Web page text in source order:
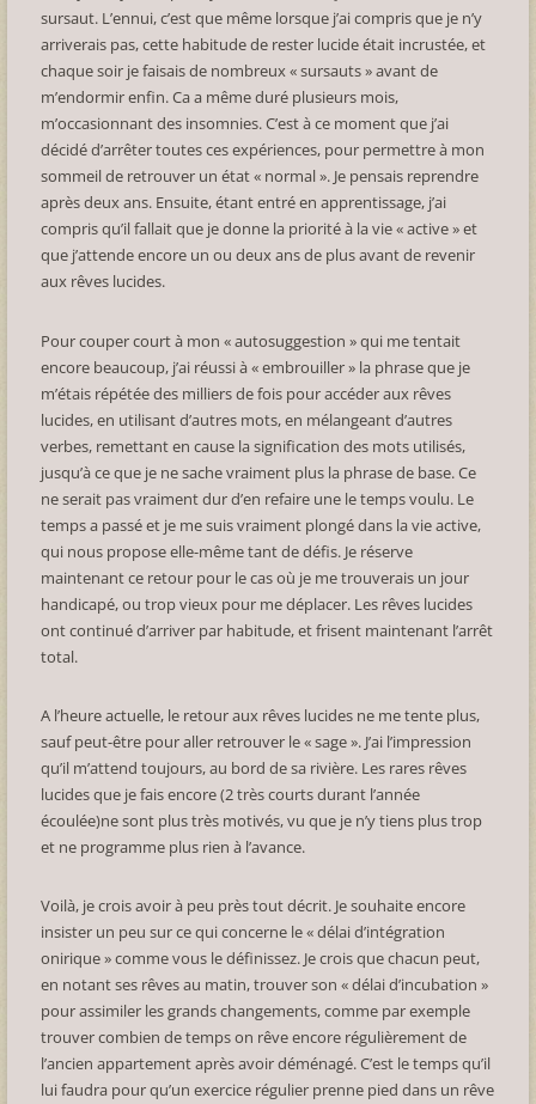
sursaut. L’ennui, c’est que même lorsque j’ai compris que je n’y
arriverais pas, cette habitude de rester lucide était incrustée, et
chaque soir je faisais de nombreux « sursauts » avant de
m’endormir enfin. Ca a même duré plusieurs mois,
m’occasionnant des insomnies. C’est à ce moment que j’ai
décidé d’arrêter toutes ces expériences, pour permettre à mon
sommeil de retrouver un état « normal ». Je pensais reprendre
après deux ans. Ensuite, étant entré en apprentissage, j’ai
compris qu’il fallait que je donne la priorité à la vie « active » et
que j’attende encore un ou deux ans de plus avant de revenir
aux rêves lucides.
Pour couper court à mon « autosuggestion » qui me tentait
encore beaucoup, j’ai réussi à « embrouiller » la phrase que je
m’étais répétée des milliers de fois pour accéder aux rêves
lucides, en utilisant d’autres mots, en mélangeant d’autres
verbes, remettant en cause la signification des mots utilisés,
jusqu’à ce que je ne sache vraiment plus la phrase de base. Ce
ne serait pas vraiment dur d’en refaire une le temps voulu. Le
temps a passé et je me suis vraiment plongé dans la vie active,
qui nous propose elle-même tant de défis. Je réserve
maintenant ce retour pour le cas où je me trouverais un jour
handicapé, ou trop vieux pour me déplacer. Les rêves lucides
ont continué d’arriver par habitude, et frisent maintenant l’arrêt
total.
A l’heure actuelle, le retour aux rêves lucides ne me tente plus,
sauf peut-être pour aller retrouver le « sage ». J’ai l’impression
qu’il m’attend toujours, au bord de sa rivière. Les rares rêves
lucides que je fais encore (2 très courts durant l’année
écoulée)ne sont plus très motivés, vu que je n’y tiens plus trop
et ne programme plus rien à l’avance.
Voilà, je crois avoir à peu près tout décrit. Je souhaite encore
insister un peu sur ce qui concerne le « délai d’intégration
onirique » comme vous le définissez. Je crois que chacun peut,
en notant ses rêves au matin, trouver son « délai d’incubation »
pour assimiler les grands changements, comme par exemple
trouver combien de temps on rêve encore régulièrement de
l’ancien appartement après avoir déménagé. C’est le temps qu’il
lui faudra pour qu’un exercice régulier prenne pied dans un rêve